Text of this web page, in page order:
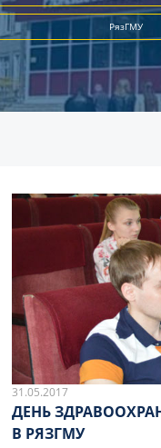
РязГМУ
31.05.2017
ДЕНЬ
В РЯЗГМУ